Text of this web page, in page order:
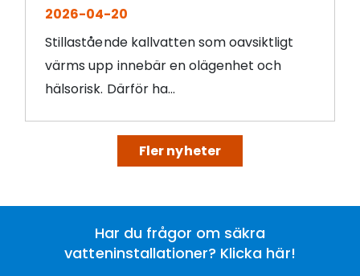
2026-04-20
Stillastående kallvatten som oavsiktligt
värms upp innebär en olägenhet och
hälsorisk. Därför ha...
Fler nyheter
Har du frågor om säkra
vatteninstallationer? Klicka här!